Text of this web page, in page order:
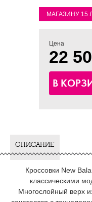
МАГАЗИНУ 15
Цена
22
В
ОПИСАНИЕ
Кроссовки New
классическими
Многослойный верх